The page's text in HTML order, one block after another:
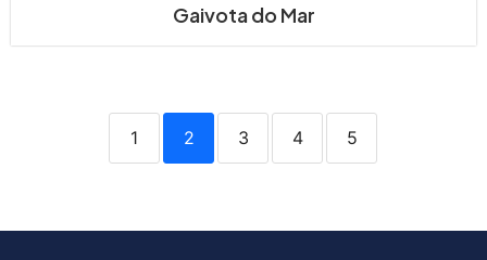
Gaivota do Mar
1 2 3 4 5